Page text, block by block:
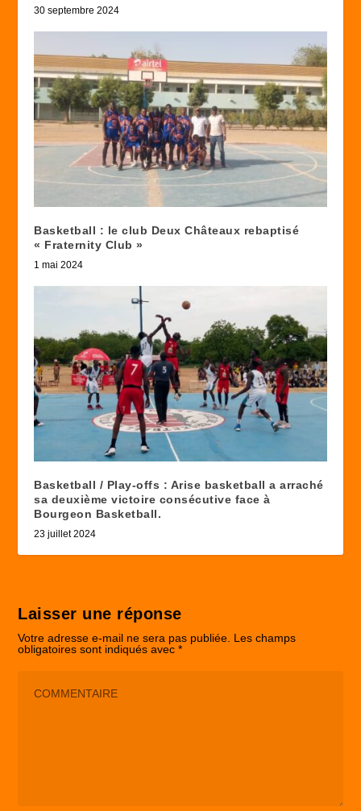
30 septembre 2024
Basketball : le club Deux Châteaux rebaptisé
« Fraternity Club »
1 mai 2024
Basketball / Play-offs : Arise basketball a arraché
sa deuxième victoire consécutive face à
Bourgeon Basketball.
23 juillet 2024
Laisser une réponse
Votre adresse e-mail ne sera pas publiée. Les champs
obligatoires sont indiqués avec*